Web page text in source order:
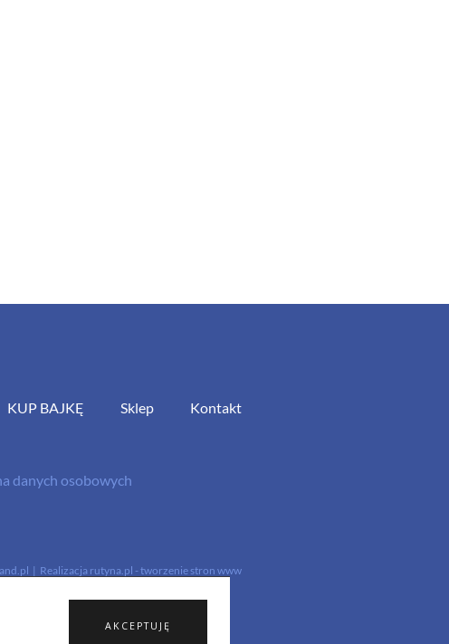
AKCEPTUJĘ
KUP BAJKĘ Sklep Kontakt
danych osobowych
| Realizacja rutyna.pl - tworzenie stron www